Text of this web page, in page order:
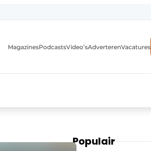
MagazinesPodcastsVideo’sAdverterenVacatures
Populair